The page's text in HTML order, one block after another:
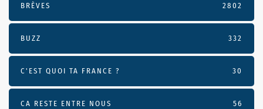
BRÈVES 2802
BUZZ 332
C'EST QUOI TA FRANCE ? 30
CA RESTE ENTRE NOUS 56